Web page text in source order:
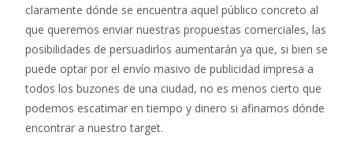
claramente dónde se encuentra aquel público concreto al
que queremos enviar nuestras propuestas comerciales, las
posibilidades de persuadirlos aumentarán ya que, si bien se
puede optar por el envío masivo de publicidad impresa a
todos los buzones de una ciudad, no es menos cierto que
podemos escatimar en tiempo y dinero si afinamos dónde
encontrar a nuestro target.